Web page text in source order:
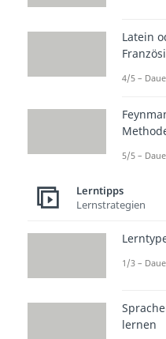
Nach
Für
du
Latein
4/5 –
5/5 –
Lerntipps
Lernstrategien
1/3 –
lernen